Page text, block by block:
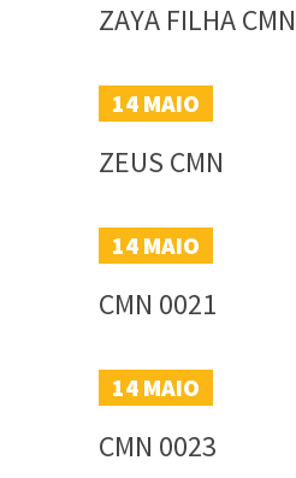
ZAYA FILHA CMN
14 MAIO
ZEUS CMN
14 MAIO
CMN 0021
14 MAIO
CMN 0023